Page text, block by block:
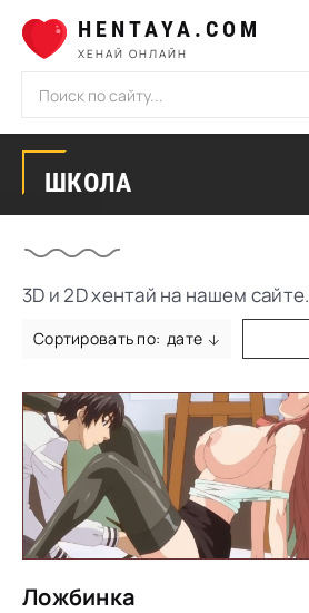
HENTAYA.COM
ХЕНАЙ ОНЛАЙН
ШКОЛА
3D и 2D хентай на нашем сайте.
дате
Ложбинка